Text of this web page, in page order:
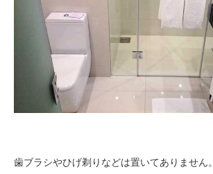
歯ブラシやひげ剃りなどは置いてありません。